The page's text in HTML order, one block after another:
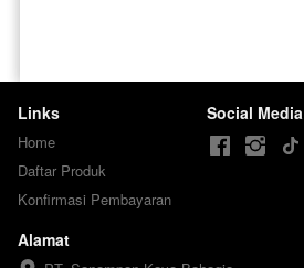
Links
Home
Daftar Produk
Konfirmasi Pembayaran
Social Media
Alamat